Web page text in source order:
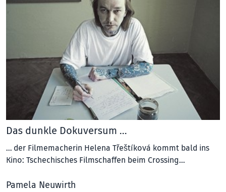
Das dunkle Dokuversum …
… der Filmemacherin Helena Třeštíková kommt bald ins
Kino: Tschechisches Filmschaffen beim Crossing…
Pamela Neuwirth